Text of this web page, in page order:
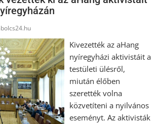
Kivezették az aHang
nyíregyházi aktivistáit a
testületi ülésről,
miután élőben
szerették volna
közvetíteni a nyilvános
eseményt. Az aktivisták